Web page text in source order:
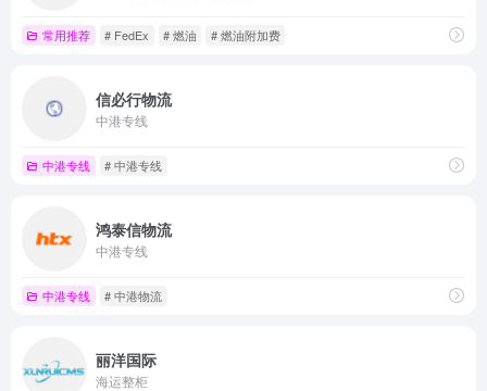
常用推荐 # FedEx # 燃油 # 燃油附加费
信必行物流
中港专线
中港专线 # 中港专线
鸿泰信物流
中港专线
中港专线 # 中港物流
丽洋国际
海运整柜